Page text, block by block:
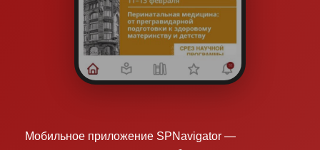
Мобильное приложение SPNavigator —